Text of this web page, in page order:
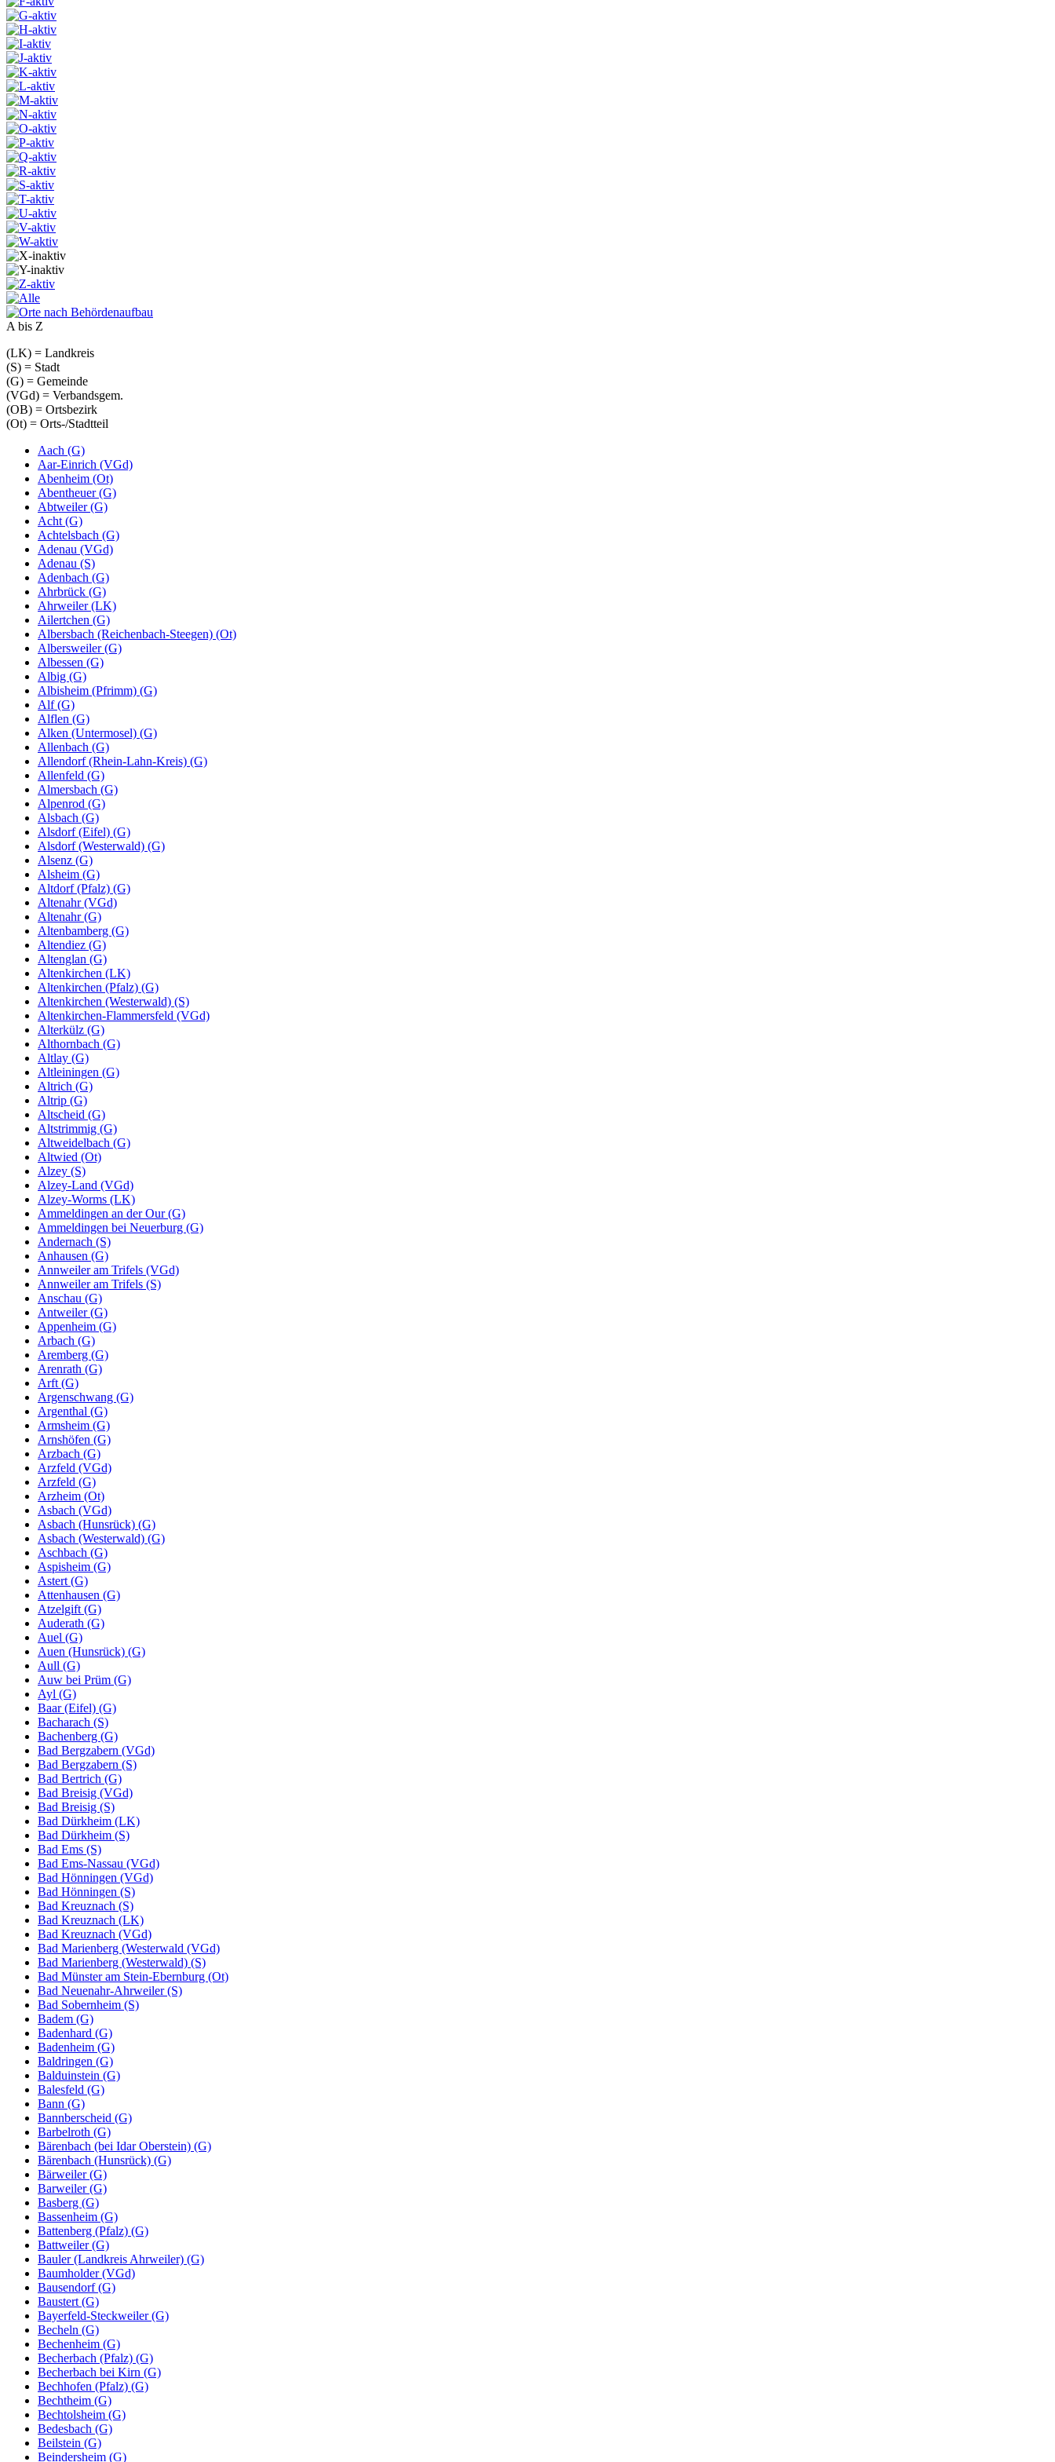
A bis Z
(LK) = Landkreis
(S) = Stadt
(G) = Gemeinde
(VGd) = Verbandsgem.
(OB) = Ortsbezirk
(Ot) = Orts-/Stadtteil
Aach (G)
Aar-Einrich (VGd)
Abenheim (Ot)
Abentheuer (G)
Abtweiler (G)
Acht (G)
Achtelsbach (G)
Adenau (VGd)
Adenau (S)
Adenbach (G)
Ahrbrück (G)
Ahrweiler (LK)
Ailertchen (G)
Albersbach (Reichenbach-Steegen) (Ot)
Albersweiler (G)
Albessen (G)
Albig (G)
Albisheim (Pfrimm) (G)
Alf (G)
Alflen (G)
Alken (Untermosel) (G)
Allenbach (G)
Allendorf (Rhein-Lahn-Kreis) (G)
Allenfeld (G)
Almersbach (G)
Alpenrod (G)
Alsbach (G)
Alsdorf (Eifel) (G)
Alsdorf (Westerwald) (G)
Alsenz (G)
Alsheim (G)
Altdorf (Pfalz) (G)
Altenahr (VGd)
Altenahr (G)
Altenbamberg (G)
Altendiez (G)
Altenglan (G)
Altenkirchen (LK)
Altenkirchen (Pfalz) (G)
Altenkirchen (Westerwald) (S)
Altenkirchen-Flammersfeld (VGd)
Alterkülz (G)
Althornbach (G)
Altlay (G)
Altleiningen (G)
Altrich (G)
Altrip (G)
Altscheid (G)
Altstrimmig (G)
Altweidelbach (G)
Altwied (Ot)
Alzey (S)
Alzey-Land (VGd)
Alzey-Worms (LK)
Ammeldingen an der Our (G)
Ammeldingen bei Neuerburg (G)
Andernach (S)
Anhausen (G)
Annweiler am Trifels (VGd)
Annweiler am Trifels (S)
Anschau (G)
Antweiler (G)
Appenheim (G)
Arbach (G)
Aremberg (G)
Arenrath (G)
Arft (G)
Argenschwang (G)
Argenthal (G)
Armsheim (G)
Arnshöfen (G)
Arzbach (G)
Arzfeld (VGd)
Arzfeld (G)
Arzheim (Ot)
Asbach (VGd)
Asbach (Hunsrück) (G)
Asbach (Westerwald) (G)
Aschbach (G)
Aspisheim (G)
Astert (G)
Attenhausen (G)
Atzelgift (G)
Auderath (G)
Auel (G)
Auen (Hunsrück) (G)
Aull (G)
Auw bei Prüm (G)
Ayl (G)
Baar (Eifel) (G)
Bacharach (S)
Bachenberg (G)
Bad Bergzabern (VGd)
Bad Bergzabern (S)
Bad Bertrich (G)
Bad Breisig (VGd)
Bad Breisig (S)
Bad Dürkheim (LK)
Bad Dürkheim (S)
Bad Ems (S)
Bad Ems-Nassau (VGd)
Bad Hönningen (VGd)
Bad Hönningen (S)
Bad Kreuznach (S)
Bad Kreuznach (LK)
Bad Kreuznach (VGd)
Bad Marienberg (Westerwald (VGd)
Bad Marienberg (Westerwald) (S)
Bad Münster am Stein-Ebernburg (Ot)
Bad Neuenahr-Ahrweiler (S)
Bad Sobernheim (S)
Badem (G)
Badenhard (G)
Badenheim (G)
Baldringen (G)
Balduinstein (G)
Balesfeld (G)
Bann (G)
Bannberscheid (G)
Barbelroth (G)
Bärenbach (bei Idar Oberstein) (G)
Bärenbach (Hunsrück) (G)
Bärweiler (G)
Barweiler (G)
Basberg (G)
Bassenheim (G)
Battenberg (Pfalz) (G)
Battweiler (G)
Bauler (Landkreis Ahrweiler) (G)
Baumholder (VGd)
Bausendorf (G)
Baustert (G)
Bayerfeld-Steckweiler (G)
Becheln (G)
Bechenheim (G)
Becherbach (Pfalz) (G)
Becherbach bei Kirn (G)
Bechhofen (Pfalz) (G)
Bechtheim (G)
Bechtolsheim (G)
Bedesbach (G)
Beilstein (G)
Beindersheim (G)